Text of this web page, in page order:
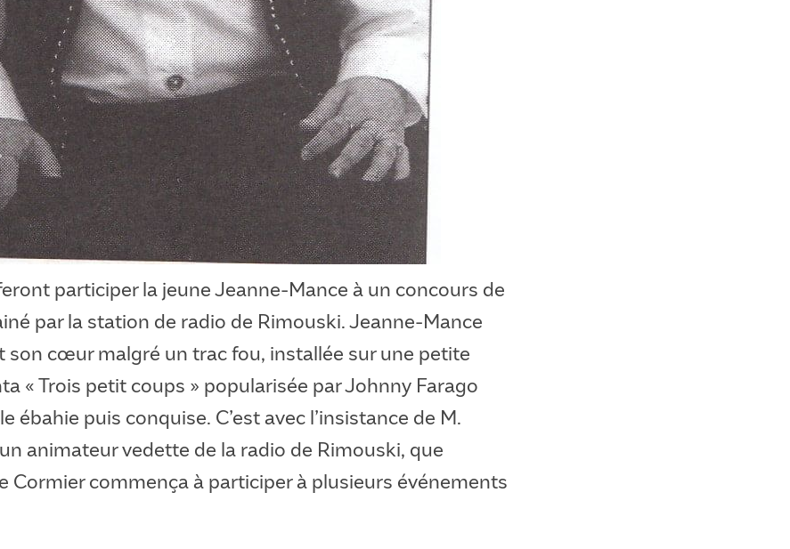
participer la jeune Jeanne-Mance à un concours de
par la station de radio de Rimouski. Jeanne-Mance
son cœur malgré un trac fou, installée sur une petite
« Trois petit coups » popularisée par Johnny Farago
ébahie puis conquise. C’est avec l’insistance de M.
animateur vedette de la radio de Rimouski, que
Cormier commença à participer à plusieurs événements